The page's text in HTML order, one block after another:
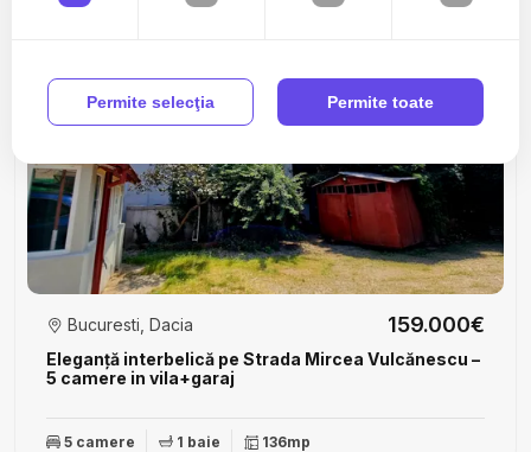
Eleganță interbelică pe Strada Mircea Vulcănescu –
5 camere in vila+garaj
Bucuresti, Dacia 159.000€
5 camere 1 baie 136mp
Permite selecţia Permite toate